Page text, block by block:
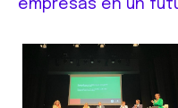
empresas en un